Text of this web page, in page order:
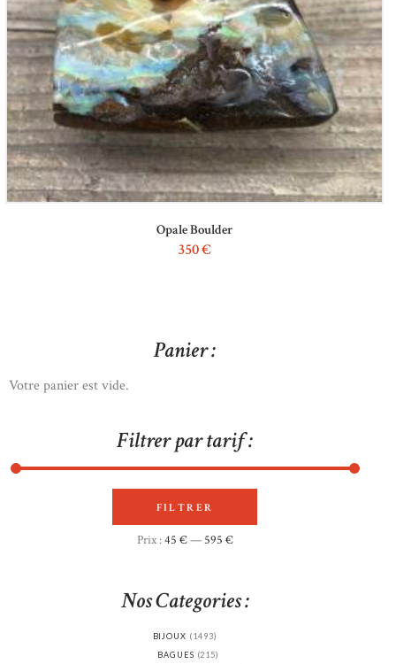
Opale Boulder
350€
Panier :
Votre panier est vide.
Filtrer par tarif :
Prix
Prix
FILTRER
Prix :45 €— 595 €
Nos Categories :
BIJOUX (1493)
BAGUES (215)